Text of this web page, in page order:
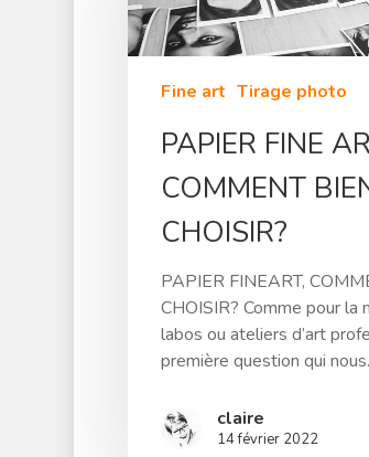
Fine art Tirage photo
PAPIER FINE
COMMENT
CHOISIR?
PAPIER FINEART,
CHOISIR? Comme pour la
labos ou ateliers d’art
première question qui
claire
14 février 2022